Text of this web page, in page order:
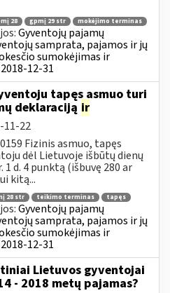
28 gpmį 29 str mokėjimo terminas
Gyventojų pajamų
samprata, pajamos ir jų
sumokėjimas ir
12-31
tapęs asmuo turi
deklaraciją ir
11-22
Fizinis asmuo, tapęs
dėl Lietuvoje išbūtų dienų
d. 4 punktą (išbuvę 280 ar
kitą...
28 str teikimo terminas tapęs
Gyventojų pajamų
samprata, pajamos ir jų
sumokėjimas ir
12-31
Lietuvos gyventojai
- 2018 metų pajamas?